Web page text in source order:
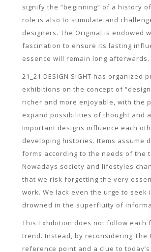
signify the “beginning” of a history
role is also to stimulate and
designers. The Original is endowed
fascination to ensure its lasting
essence will remain long afterwards.
21_21 DESIGN SIGHT has organized
exhibitions on the concept of
richer and more enjoyable, with the
expand possibilities of thought and
Important designs influence each
developing histories. Items assume
forms according to the needs of the
Nowadays society and lifestyles
that we risk forgetting the very
work. We lack even the urge to seek
drowned in the superfluity of
This Exhibition does not follow each
trend. Instead, by reconsidering The
reference point and a clue to